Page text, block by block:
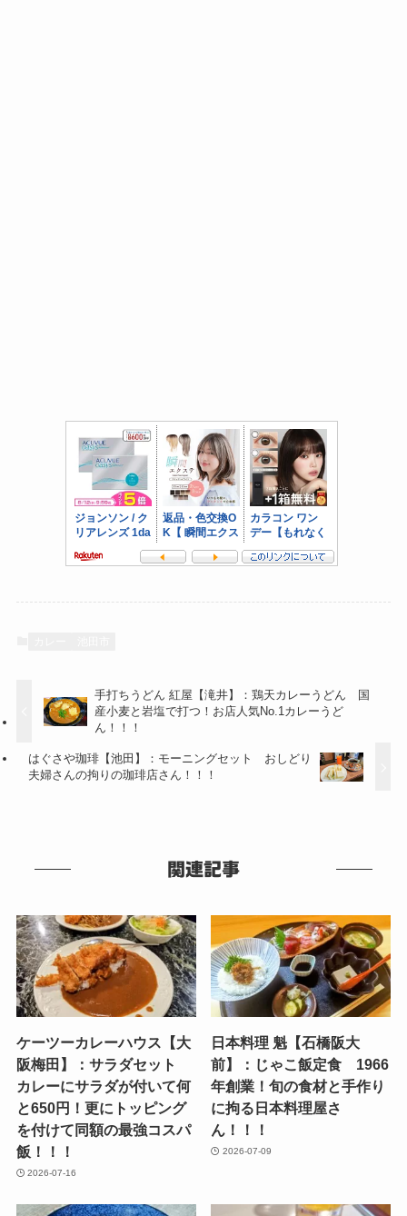
手打ちうどん 紅屋【滝井】：鶏天カレーうどん 国
産小麦と岩塩で打つ！お店人気No.1カレーうど
ん！！！
はぐさや珈琲【池田】：モーニングセット おしどり
夫婦さんの拘りの珈琲店さん！！！
関連記事
ケーツーカレーハウス【大
阪梅田】：サラダセット
カレーにサラダが付いて何
と650円！更にトッピング
を付けて同額の最強コスパ
飯！！！
2026-07-16
日本料理 魁【石橋阪大
前】：じゃこ飯定食 1966
年創業！旬の食材と手作り
に拘る日本料理屋さ
ん！！！
2026-07-09